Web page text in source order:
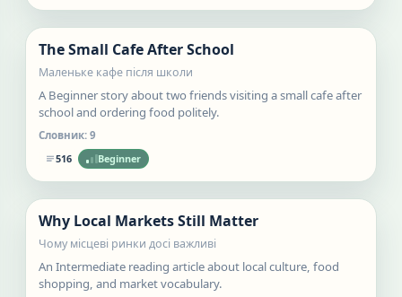
Статті
Нове
The Small Cafe After School
Маленьке кафе після школи
A Beginner story about two friends visiting a small cafe after
school and ordering food politely.
Словник: 9
516
Beginner
Статті
Нове
Why Local Markets Still Matter
Чому місцеві ринки досі важливі
An Intermediate reading article about local culture, food
shopping, and market vocabulary.